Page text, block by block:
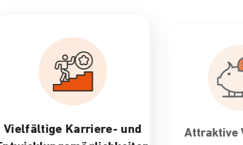
Karriere- und
Attraktive Vergütung